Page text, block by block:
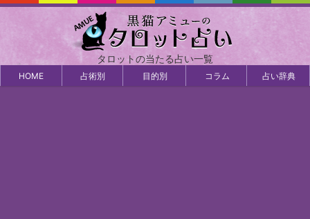
タロットの当たる占い一覧
HOME 占術別 目的別 コラム 占い辞典